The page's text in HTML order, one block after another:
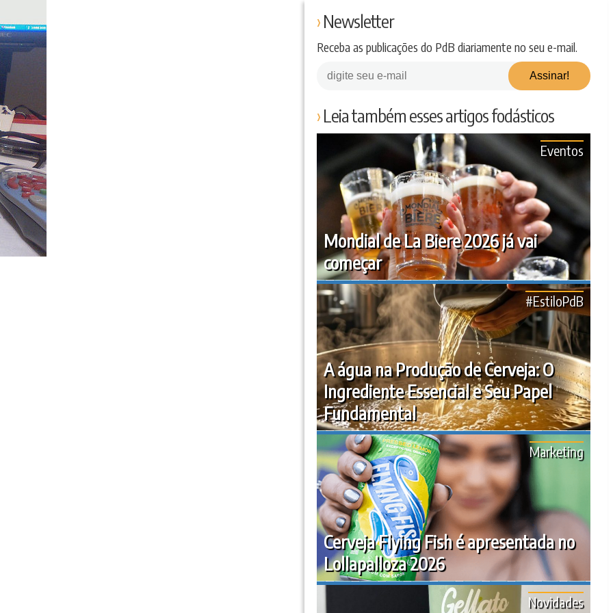
Newsletter
Receba as publicações do PdB diariamente no seu e-mail.
Leia também esses artigos fodásticos
Mondial de La Biere 2026 já vai
começar
Eventos
A água na Produção de Cerveja: O
Ingrediente Essencial e Seu Papel
Fundamental
#EstiloPdB
Cerveja Flying Fish é apresentada no
Lollapalloza 2026
Marketing
Novidades